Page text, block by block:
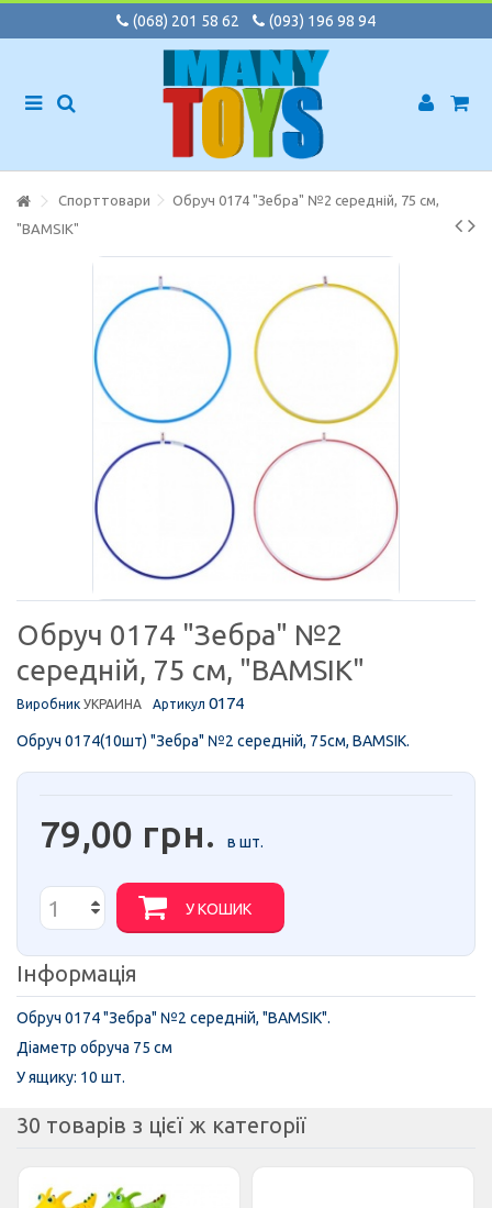
(068) 201 58 62 (093) 196 98 94
Спорттовари
Обруч 0174 "Зебра" №2 середній, 75 см,
"BAMSIK"
Обруч 0174 "Зебра" №2
середній, 75 см, "BAMSIK"
Виробник УКРАИНА Артикул 0174
Обруч 0174(10шт) "Зебра" №2 середній, 75см, BAMSIK.
79,00 грн. в шт.
У КОШИК
Інформація
Обруч 0174 "Зебра" №2 середній, "BAMSIK".
Діаметр обруча 75 см
У ящику: 10 шт.
30 товарів з цієї ж категорії